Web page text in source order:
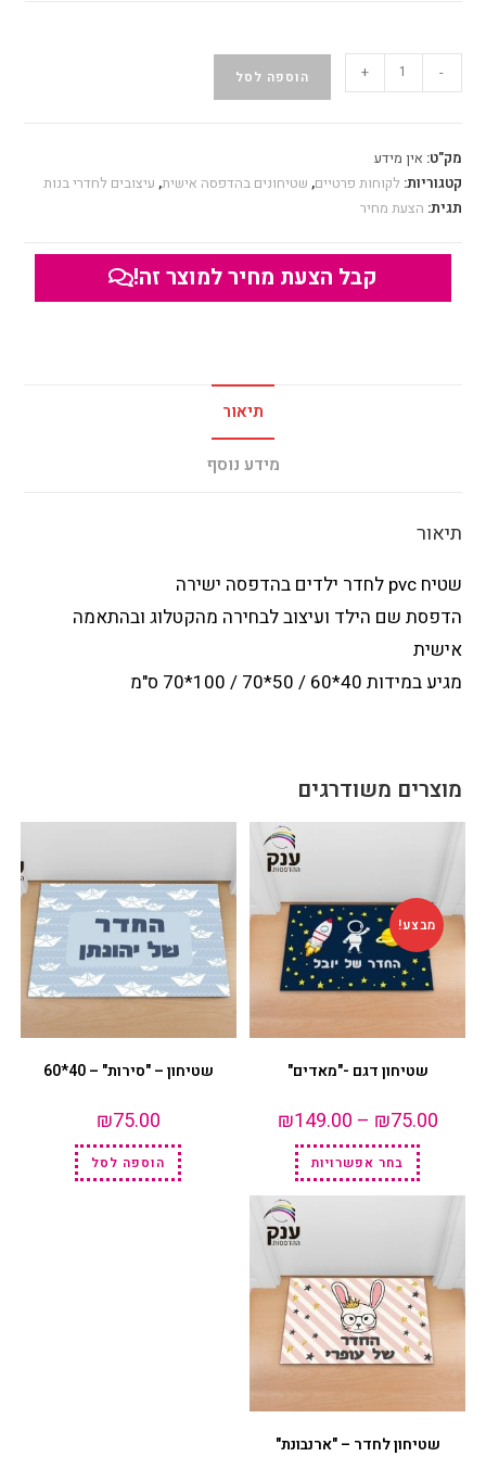
-
+ הוספה לסל
מק"ט: אין מידע
קטגוריות:לקוחות פרטיים, שטיחונים בהדפסה אישית, עיצובים לחדרי בנות
תגית: הצעת מחיר
קבל הצעת מחיר למוצר זה!
תיאור
מידע נוסף
תיאור
שטיח pvc לחדר ילדים בהדפסה ישירה
הדפסת שם הילד ועיצוב לבחירה מהקטלוג ובהתאמה
אישית
מגיע במידות 40*60 / 50*70 / 100*70 ס"מ
מוצרים משודרגים
מבצע!
שטיחון דגם -"מאדים"
₪75.00
–
₪149.00
בחר אפשרויות
שטיחון – "סירות" – 40*60
₪75.00
הוספה לסל
שטיחון לחדר – "ארנבונת"